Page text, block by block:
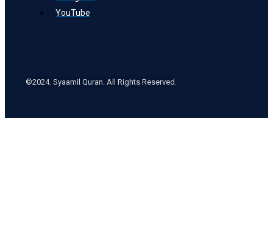
YouTube
©2024. Syaamil Quran. All Rights Reserved.